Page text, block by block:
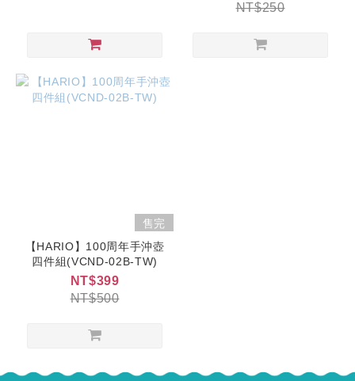
NT$250
售完
【HARIO】100周年手沖壺
四件組(VCND-02B-TW)
NT$399
NT$500